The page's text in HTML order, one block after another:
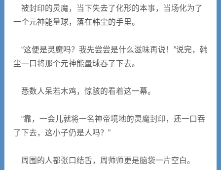
被封印的灵魔，当下失去了化形的本事，当场化为了
一个元神能量球，落在韩尘的手里。
“这便是灵魔吗？我先尝尝是什么滋味再说！”说完，韩
尘一口将那个元神能量球吞了下去。
悉数人呆若木鸡，惊骇的看着这一幕。
“靠，一会儿就将一名神帝境地的灵魔封印，还一口吞
了下去，这小子仍是人吗？”
周围的人都张口结舌，周师师更是脑袋一片空白。